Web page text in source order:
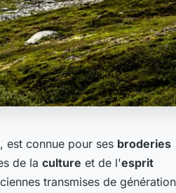
est connue pour ses broderies
de la culture et de l'esprit
transmises de